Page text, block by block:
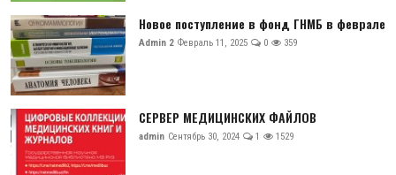
Новое поступление в фонд ГНМБ в феврале
Admin 2 Февраль 11, 2025 0 359
СЕРВЕР МЕДИЦИНСКИХ ФАЙЛОВ
admin Сентябрь 30, 2024 1 1529